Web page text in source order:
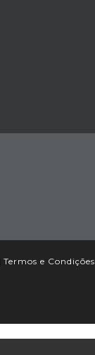
Termos e Condições